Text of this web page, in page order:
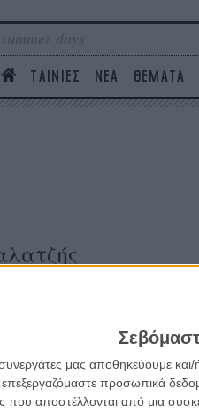
συνεργάτες μας αποθηκεύουμε
προσωπικά
που αποστέλλονται από μια
summer days
ΤΑΙΝΙΕΣ ΝΕΑ ΘΕΜΑΤΑ
ΤΑΙΝΙΕΣ
ταινιών.